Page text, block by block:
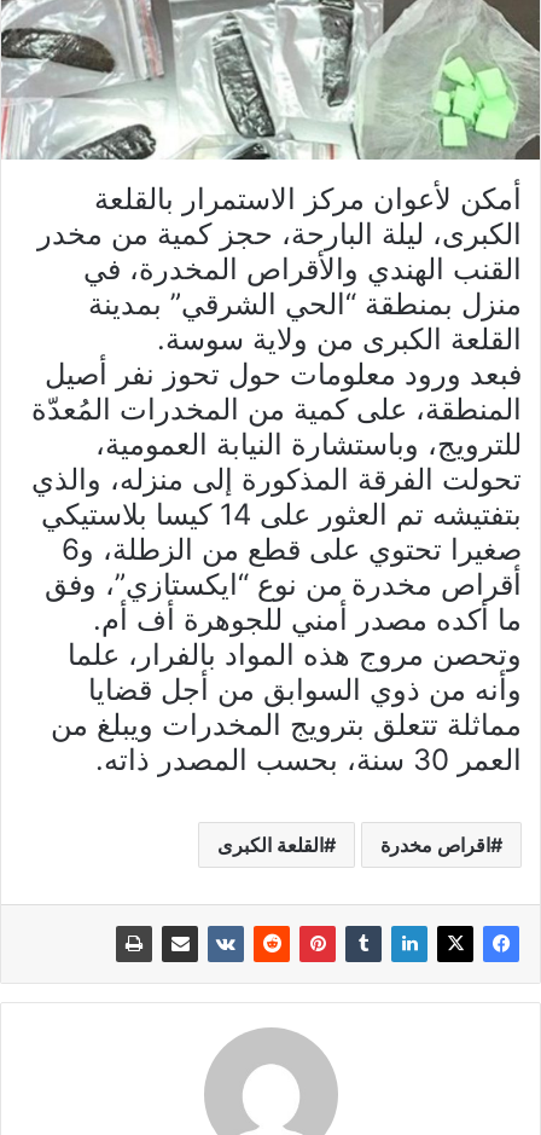
أمكن لأعوان مركز الاستمرار بالقلعة
الكبرى، ليلة البارحة، حجز كمية من مخدر
القنب الهندي والأقراص المخدرة، في
منزل بمنطقة “الحي الشرقي” بمدينة
القلعة الكبرى من ولاية سوسة.
فبعد ورود معلومات حول تحوز نفر أصيل
المنطقة، على كمية من المخدرات المُعدّة
للترويج، وباستشارة النيابة العمومية،
تحولت الفرقة المذكورة إلى منزله، والذي
بتفتيشه تم العثور على 14 كيسا بلاستيكي
صغيرا تحتوي على قطع من الزطلة، و6
أقراص مخدرة من نوع “ايكستازي”، وفق
ما أكده مصدر أمني للجوهرة أف أم.
وتحصن مروج هذه المواد بالفرار، علما
وأنه من ذوي السوابق من أجل قضايا
مماثلة تتعلق بترويج المخدرات ويبلغ من
العمر 30 سنة، بحسب المصدر ذاته.
اقراص مخدرة القلعة الكبرى